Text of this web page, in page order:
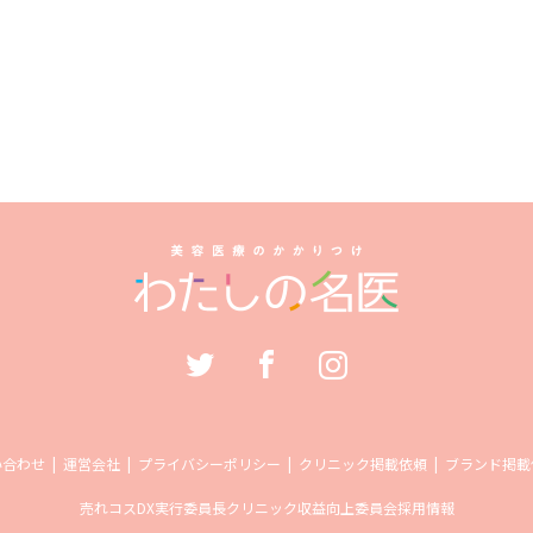
わせ 運営会社 プライバシーポリシー クリニック掲載依頼 ブランド掲
売れコスDX実行委員長クリニック収益向上委員会採用情報